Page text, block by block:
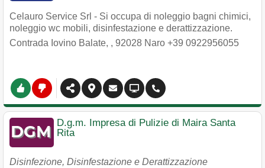
Celauro Service Srl - Si occupa di noleggio bagni chimici,
noleggio wc mobili, disinfestazione e derattizzazione.
Contrada Iovino Balate, , 92028 Naro +39 0922956055
D.g.m. Impresa di Pulizie di Maira Santa
Rita
Disinfezione, Disinfestazione e Derattizzazione